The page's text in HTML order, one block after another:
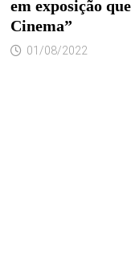
em exposição
Cinema”
01/08/2022